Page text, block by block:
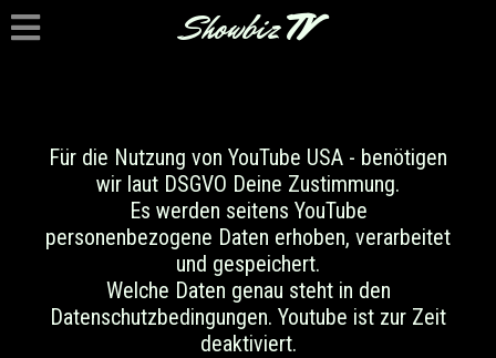
ShowbizTV
Für die Nutzung von YouTube USA - benötigen
wir laut DSGVO Deine Zustimmung.
Es werden seitens YouTube
personenbezogene Daten erhoben, verarbeitet
und gespeichert.
Welche Daten genau steht in den
Datenschutzbedingungen. Youtube ist zur Zeit
deaktiviert.